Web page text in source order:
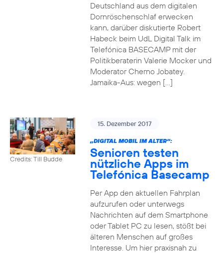
Deutschland aus dem digitalen
Dornröschenschlaf erwecken
kann, darüber diskutierte Robert
Habeck beim UdL Digital Talk im
Telefónica BASECAMP mit der
Politikberaterin Valerie Mocker und
Moderator Cherno Jobatey.
Jamaika-Aus: wegen […]
Credits: Till Budde
15. Dezember 2017
„DIGITAL MOBIL IM ALTER“:
Senioren testen
nützliche Apps im
Telefónica Basecamp
Per App den aktuellen Fahrplan
aufzurufen oder unterwegs
Nachrichten auf dem Smartphone
oder Tablet PC zu lesen, stößt bei
älteren Menschen auf großes
Interesse. Um hier praxisnah zu